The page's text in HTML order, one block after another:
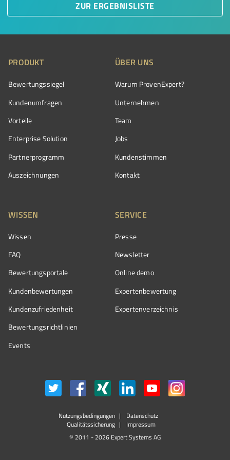
ZUR ERGEBNISLISTE
PRODUKT
Bewertungssiegel
Kundenumfragen
Vorteile
Enterprise Solution
Partnerprogramm
Auszeichnungen
ÜBER UNS
Warum ProvenExpert?
Unternehmen
Team
Jobs
Kundenstimmen
Kontakt
WISSEN
Wissen
FAQ
Bewertungsportale
Kundenbewertungen
Kundenzufriedenheit
Bewertungs­richtlinien
Events
SERVICE
Presse
Newsletter
Online demo
Expertenbewertung
Expertenverzeichnis
Nutzungsbedingungen
Datenschutz
Qualitätssicherung
Impressum
© 2011 - 2026 Expert Systems AG